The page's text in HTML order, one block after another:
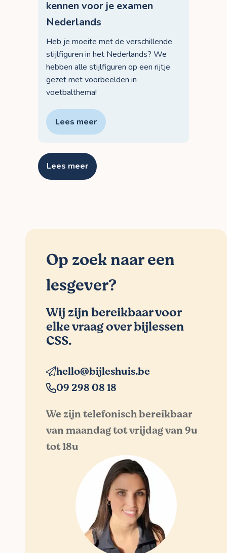
kennen voor je examen
Nederlands
Heb je moeite met de verschillende
stijlfiguren in het Nederlands? We
hebben alle stijlfiguren op een rijtje
gezet met voorbeelden in
voetbalthema!
Lees meer
Lees meer
Op zoek naar een
lesgever?
Wij zijn bereikbaar voor
elke vraag over bijlessen
CSS.
hello@bijleshuis.be
09 298 08 18
We zijn telefonisch bereikbaar
van maandag tot vrijdag van 9u
tot 18u